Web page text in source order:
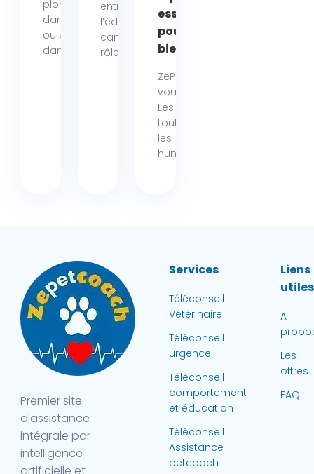
plonger
dans la mer
ou barboter
dans...
entraîneur,
l’éducateur
canin joue un
rôle...
essentiel
pour son
bien-être
ZePetCoach
vous dit tout
Les chiens,
tout comme
les
humains,...
Premier site
d'assistance
intégrale par
intelligence
artificielle et
Services
Téléconseil
Vétérinaire
Téléconseil
urgence
Téléconseil
comportement
et éducation
Téléconseil
Assistance
petcoach
Liens
utiles
A
Les
offres
FAQ